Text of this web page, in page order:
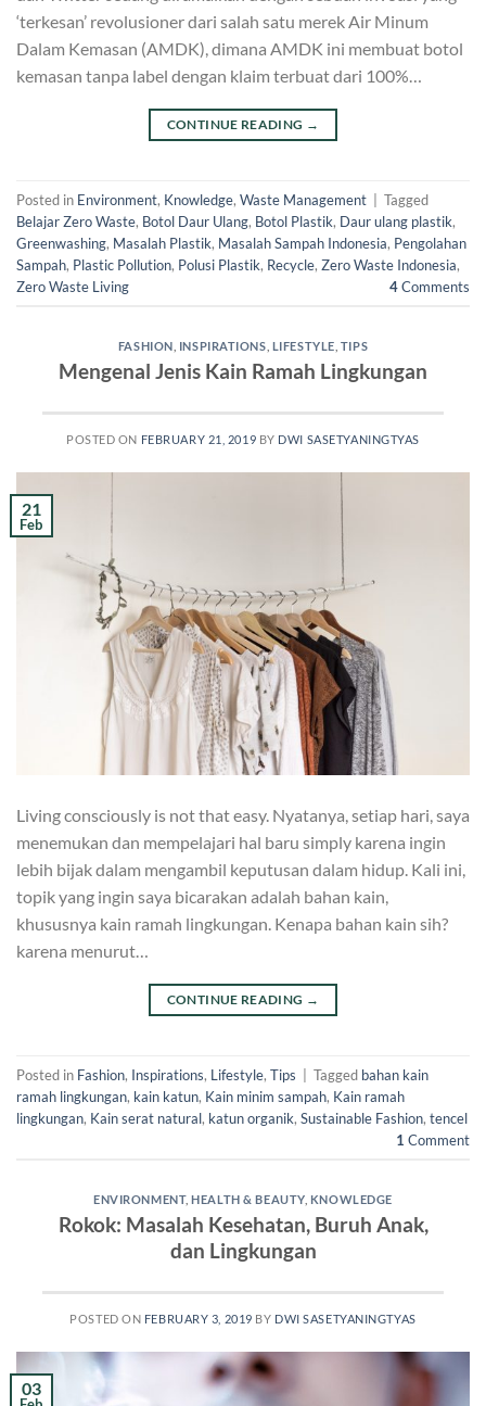
‘terkesan’ revolusioner dari salah satu merek Air Minum
Dalam Kemasan (AMDK), dimana AMDK ini membuat botol
kemasan tanpa label dengan klaim terbuat dari 100%…
CONTINUE READING →
Posted in Environment, Knowledge, Waste Management | Tagged
Belajar Zero Waste, Botol Daur Ulang, Botol Plastik, Daur ulang plastik,
Greenwashing, Masalah Plastik, Masalah Sampah Indonesia, Pengolahan
Sampah, Plastic Pollution, Polusi Plastik, Recycle, Zero Waste Indonesia,
Zero Waste Living
4Comments
FASHION INSPIRATIONS LIFESTYLE TIPS
Mengenal Jenis Kain Ramah Lingkungan
POSTED ON FEBRUARY 21, 2019 BY DWI SASETYANINGTYAS
21
Feb
Living consciously is not that easy. Nyatanya, setiap hari, saya
menemukan dan mempelajari hal baru simply karena ingin
lebih bijak dalam mengambil keputusan dalam hidup. Kali ini,
topik yang ingin saya bicarakan adalah bahan kain,
khususnya kain ramah lingkungan. Kenapa bahan kain sih?
karena menurut…
CONTINUE READING →
Posted in Fashion, Inspirations, Lifestyle, Tips | Tagged bahan kain
ramah lingkungan, kain katun, Kain minim sampah, Kain ramah
lingkungan, Kain serat natural, katun organik, Sustainable Fashion, tencel
1 Comment
ENVIRONMENT,HEALTH & BEAUTY, KNOWLEDGE
Rokok: Masalah Kesehatan, Buruh Anak,
dan Lingkungan
POSTED ON FEBRUARY 3, 2019 BY DWI SASETYANINGTYAS
03